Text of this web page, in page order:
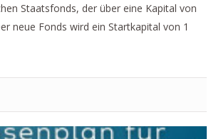
Staatsfonds, der über eine Kapital von
neue Fonds wird ein Startkapital von 1